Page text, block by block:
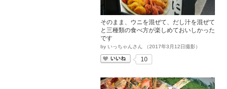
そのまま、ウニを混ぜて、だし汁を混ぜて
と三種類の食べ方が楽しめておいしかった
です
by いっちゃんさん （2017年3 月 12日撮影）
いいね
10